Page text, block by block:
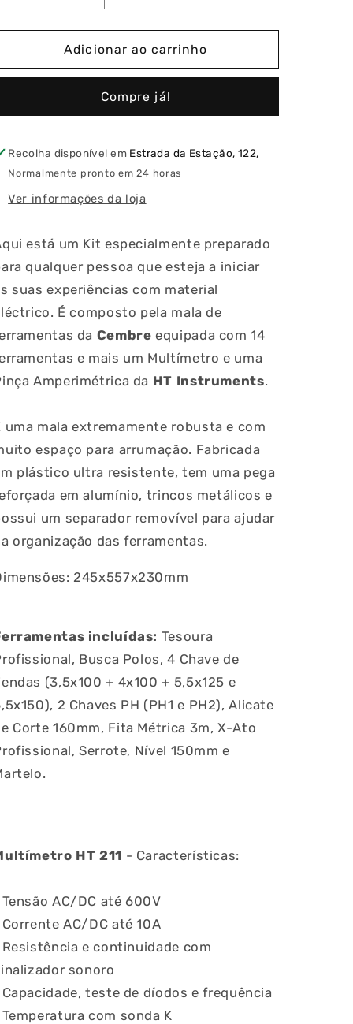
a
quantidade
Kit
Ferramentas
+
Multímetro
+
Amperimétrica
a
quantidade
de
Kit
de
Ferramentas
+
Multímetro
+
Amperimétrica
Adicionar ao carrinho
Compre já!
Recolha disponível em Estrada da Estação, 122,
Normalmente pronto em 24 horas
Ver informações da loja
está um Kit especialmente preparado
qualquer pessoa que esteja a iniciar
suas experiências com material
É composto pela mala de
da Cembre equipada com 14
e mais um Multímetro e uma
Amperimétrica da HT Instruments.
uma mala extremamente robusta e com
espaço para arrumação. Fabricada
plástico ultra resistente, tem uma pega
em alumínio, trincos metálicos e
um separador removível para ajudar
organização das ferramentas.
245x557x230mm
incluídas: Tesoura
Busca Polos, 4 Chave de
(3,5x100 + 4x100 + 5,5x125 e
2 Chaves PH (PH1 e PH2), Alicate
Corte 160mm, Fita Métrica 3m, X-Ato
Serrote, Nível 150mm e
HT 211 - Características:
Tensão AC/DC até 600V
Corrente AC/DC até 10A
Resistência e continuidade com
sonoro
Capacidade, teste de díodos e frequência
Temperatura com sonda K